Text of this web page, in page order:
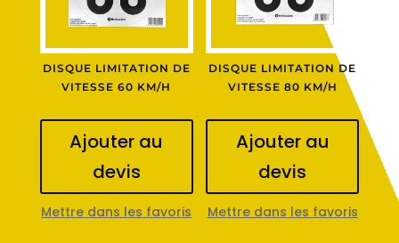
DISQUE LIMITATION DE
VITESSE 60 KM/H
Ajouter au
devis
Mettre dans les favoris
DISQUE LIMITATION DE
VITESSE 80 KM/H
Ajouter au
devis
Mettre dans les favoris